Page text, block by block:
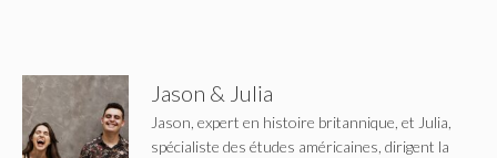
Jason & Julia
Jason, expert en histoire britannique, et Julia,
spécialiste des études américaines, dirigent la